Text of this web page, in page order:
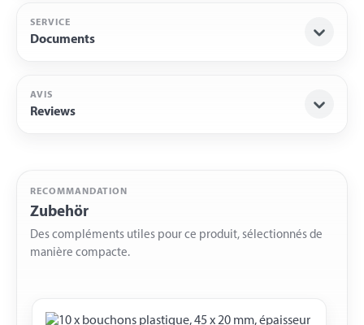
SERVICE
Documents
AVIS
Reviews
RECOMMANDATION
Zubehör
Des compléments utiles pour ce produit, sélectionnés de
manière compacte.